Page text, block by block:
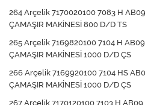
264 Arçelik 7170020100 7083 H
ÇAMAŞIR MAKİNESİ 800 D/D TS
265 Arçelik 7169820100 7104 H
ÇAMAŞIR MAKİNESİ 1000 D/D ÇS
266 Arçelik 7169920100 7104 HS
ÇAMAŞIR MAKİNESİ 1000 D/D ÇS
267 Arçelik 7170120100 7103 H